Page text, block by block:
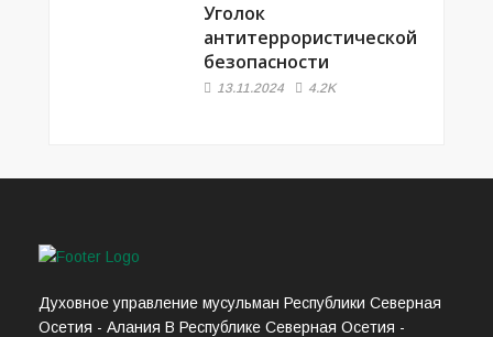
Уголок
антитеррористической
безопасности
13.11.2024 4.2K
Духовное управление мусульман Республики Северная
Осетия - Алания В Республике Северная Осетия -